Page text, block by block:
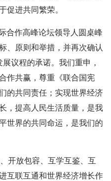
促进共同繁荣。
合作高峰论坛领导人圆桌峰
、原则和举措，并再次确认
议程的承诺。我们重申，
作共赢，尊重《联合国宪
的共同责任；实现世界经济
，提高人民生活质量，是我
世界的共同命运，是我们的
开放包容、互学互鉴、互
互联互通和世界经济增长作